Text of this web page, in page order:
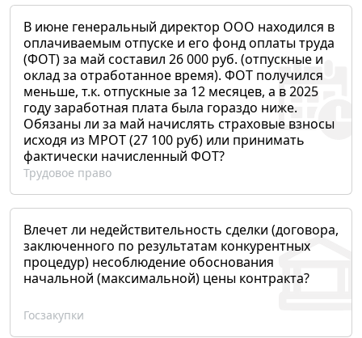
В июне генеральный директор ООО находился в
оплачиваемым отпуске и его фонд оплаты труда
(ФОТ) за май составил 26 000 руб. (отпускные и
оклад за отработанное время). ФОТ получился
меньше, т.к. отпускные за 12 месяцев, а в 2025
году заработная плата была гораздо ниже.
Обязаны ли за май начислять страховые взносы
исходя из МРОТ (27 100 руб) или принимать
фактически начисленный ФОТ?
Трудовое право
Влечет ли недействительность сделки (договора,
заключенного по результатам конкурентных
процедур) несоблюдение обоснования
начальной (максимальной) цены контракта?
Госзакупки